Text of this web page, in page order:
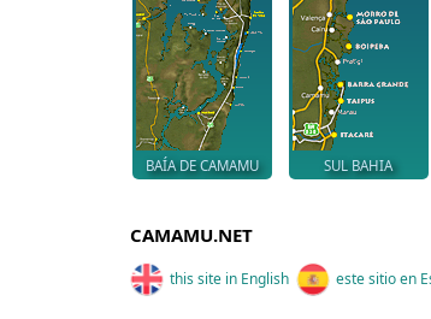
BAÍA DE CAMAMU SUL BAHIA
CAMAMU.NET
this site in English este sitio en